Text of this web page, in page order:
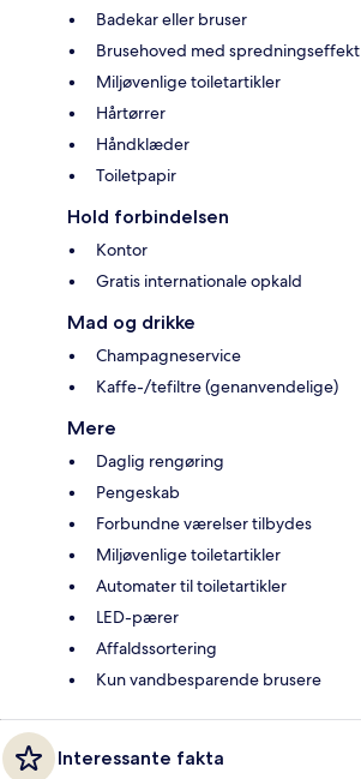
Badekar eller bruser
Brusehoved med spredningseffekt
Miljøvenlige toiletartikler
Hårtørrer
Håndklæder
Toiletpapir
Hold forbindelsen
Kontor
Gratis internationale opkald
Mad og drikke
Champagneservice
Kaffe-/tefiltre (genanvendelige)
Mere
Daglig rengøring
Pengeskab
Forbundne værelser tilbydes
Miljøvenlige toiletartikler
Automater til toiletartikler
LED-pærer
Affaldssortering
Kun vandbesparende brusere
Interessante fakta